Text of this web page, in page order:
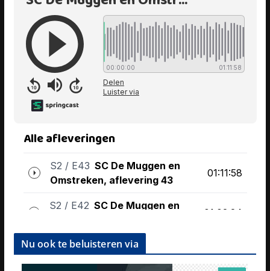
Nu ook te beluisteren via